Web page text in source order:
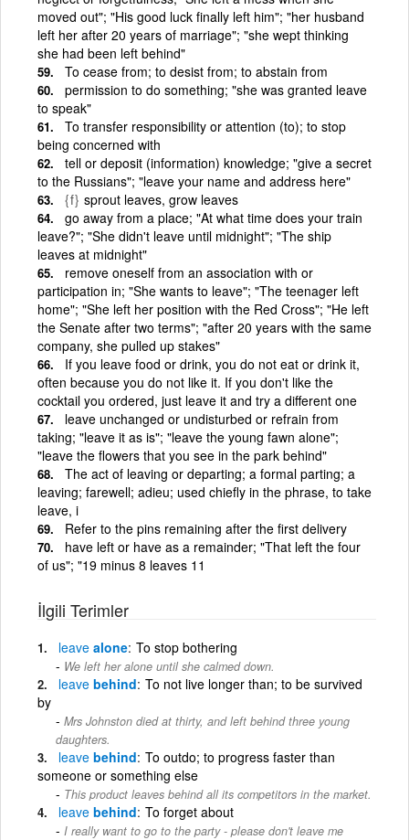
moved out"; "His good luck finally left him"; "her husband
left her after 20 years of marriage"; "she wept thinking
she had been left behind"
To cease from; to desist from; to abstain from
permission to do something; "she was granted leave
to speak"
To transfer responsibility or attention (to); to stop
being concerned with
tell or deposit (information) knowledge; "give a secret
to the Russians"; "leave your name and address here"
{f} sprout leaves, grow leaves
go away from a place; "At what time does your train
leave?"; "She didn't leave until midnight"; "The ship
leaves at midnight"
remove oneself from an association with or
participation in; "She wants to leave"; "The teenager left
home"; "She left her position with the Red Cross"; "He left
the Senate after two terms"; "after 20 years with the same
company, she pulled up stakes"
If you leave food or drink, you do not eat or drink it,
often because you do not like it. If you don't like the
cocktail you ordered, just leave it and try a different one
leave unchanged or undisturbed or refrain from
taking; "leave it as is"; "leave the young fawn alone";
"leave the flowers that you see in the park behind"
The act of leaving or departing; a formal parting; a
leaving; farewell; adieu; used chiefly in the phrase, to take
leave, i
Refer to the pins remaining after the first delivery
have left or have as a remainder; "That left the four
of us"; "19 minus 8 leaves 11
İlgili Terimler
leave alone To stop bothering
We left her alone until she calmed down.
leave behind To not live longer than; to be survived
by
Mrs Johnston died at thirty, and left behind three young
daughters.
leave behind To outdo; to progress faster than
someone or something else
This product leaves behind all its competitors in the market.
leave behind To forget about
I really want to go to the party - please don't leave me